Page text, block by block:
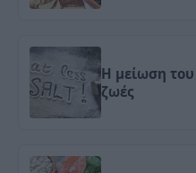
Η μείωση
ζωές